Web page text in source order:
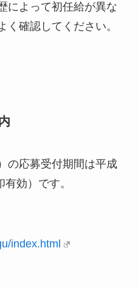
によって初任給が異な
く確認してください。
の応募受付期間は平成
効）です。
index.html